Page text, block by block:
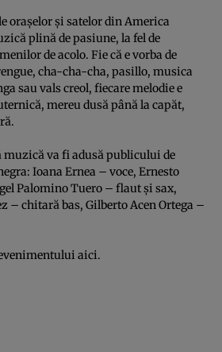
oraşelor şi satelor din America
plină de pasiune, la fel de
de acolo. Fie că e vorba de
cha-cha-cha, pasillo, musica
sau vals creol, fiecare melodie e
mereu dusă până la capăt,
muzică va fi adusă publicului de
Ioana Ernea – voce, Ernesto
Palomino Tuero – flaut şi sax,
– chitară bas, Gilberto Acen Ortega –
aici.